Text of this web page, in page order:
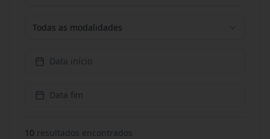
Todas as modalidades
Data início
Data fim
10 resultados encontrados